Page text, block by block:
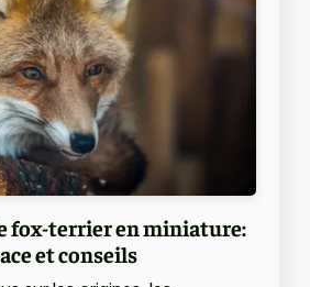
fox-terrier en miniature:
et conseils